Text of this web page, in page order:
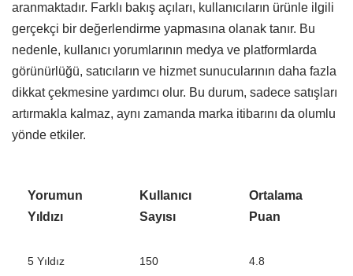
aranmaktadır. Farklı bakış açıları, kullanıcıların ürünle ilgili
gerçekçi bir değerlendirme yapmasına olanak tanır. Bu
nedenle, kullanıcı yorumlarının medya ve platformlarda
görünürlüğü, satıcıların ve hizmet sunucularının daha fazla
dikkat çekmesine yardımcı olur. Bu durum, sadece satışları
artırmakla kalmaz, aynı zamanda marka itibarını da olumlu
yönde etkiler.
Yorumun
Yıldızı
Kullanıcı
Sayısı
Ortalama
Puan
5 Yıldız 150 4.8